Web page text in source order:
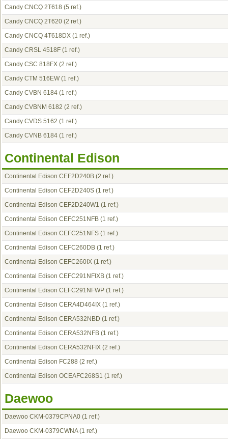
Candy CNCQ 2T618 (5 ref.)
Candy CNCQ 2T620 (2 ref.)
Candy CNCQ 4T618DX (1 ref.)
Candy CRSL 4518F (1 ref.)
Candy CSC 818FX (2 ref.)
Candy CTM 516EW(1 ref.)
Candy CVBN 6184 (1 ref.)
Candy CVBNM 6182 (2 ref.)
Candy CVDS 5162 (1 ref.)
Candy CVNB 6184 (1 ref.)
Continental Edison
Continental Edison CEF2D240B (2 ref.)
Continental Edison CEF2D240S (1 ref.)
Continental Edison CEF2D240W1 (1 ref.)
Continental Edison CEFC251NFB (1 ref.)
Continental Edison CEFC251NFS (1 ref.)
Continental Edison CEFC260DB (1 ref.)
Continental Edison CEFC260IX (1 ref.)
Continental Edison CEFC291NFIXB (1 ref.)
Continental Edison CEFC291NFWP (1 ref.)
Continental Edison CERA4D464IX (1 ref.)
Continental Edison CERA532NBD (1 ref.)
Continental Edison CERA532NFB (1 ref.)
Continental Edison CERA532NFIX (2 ref.)
Continental Edison FC288 (2 ref.)
Continental Edison OCEAFC268S1 (1 ref.)
Daewoo
Daewoo CKM-0379CPNA0 (1 ref.)
Daewoo CKM-0379CWNA(1 ref.)